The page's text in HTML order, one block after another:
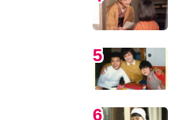
8
9